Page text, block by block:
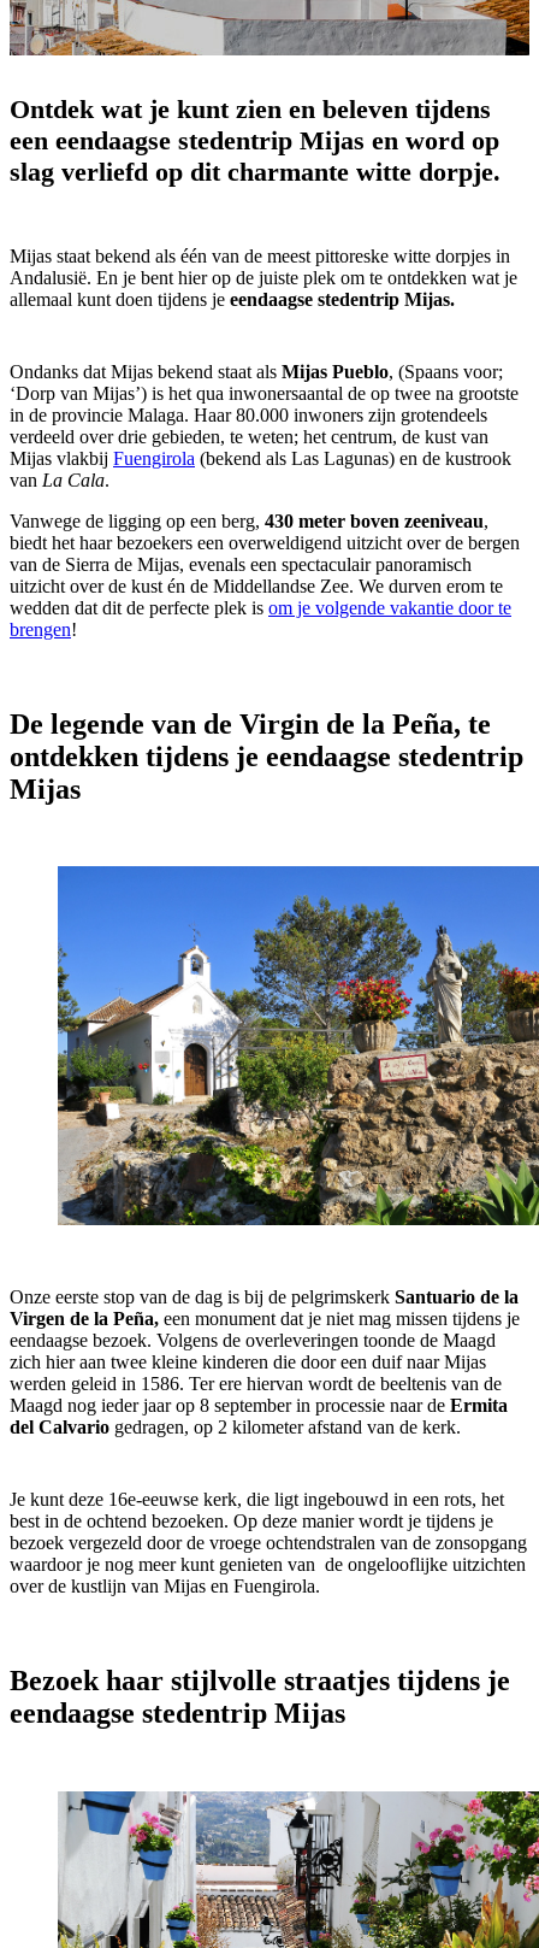
Ontdek wat je kunt zien en beleven tijdens
een eendaagse stedentrip Mijas en word op
slag verliefd op dit charmante witte dorpje.
Mijas staat bekend als één van de meest pittoreske witte dorpjes in
Andalusië. En je bent hier op de juiste plek om te ontdekken wat je
allemaal kunt doen tijdens je eendaagse stedentrip Mijas.
Ondanks dat Mijas bekend staat als Mijas Pueblo, (Spaans voor;
‘Dorp van Mijas’) is het qua inwonersaantal de op twee na grootste
in de provincie Malaga. Haar 80.000 inwoners zijn grotendeels
verdeeld over drie gebieden, te weten; het centrum, de kust van
Mijas vlakbij Fuengirola (bekend als Las Lagunas) en de kustrook
van La Cala.
Vanwege de ligging op een berg, 430 meter boven zeeniveau,
biedt het haar bezoekers een overweldigend uitzicht over de bergen
van de Sierra de Mijas, evenals een spectaculair panoramisch
uitzicht over de kust én de Middellandse Zee. We durven erom te
wedden dat dit de perfecte plek is om je volgende vakantie door te
brengen!
De legende van de Virgin de la Peña, te
ontdekken tijdens je eendaagse stedentrip
Mijas
Onze eerste stop van de dag is bij de pelgrimskerk Santuario de la
Virgen de la Peña, een monument dat je niet mag missen tijdens je
eendaagse bezoek. Volgens de overleveringen toonde de Maagd
zich hier aan twee kleine kinderen die door een duif naar Mijas
werden geleid in 1586. Ter ere hiervan wordt de beeltenis van de
Maagd nog ieder jaar op 8 september in processie naar de Ermita
del Calvario gedragen, op 2 kilometer afstand van de kerk.
Je kunt deze 16e-eeuwse kerk, die ligt ingebouwd in een rots, het
best in de ochtend bezoeken. Op deze manier wordt je tijdens je
bezoek vergezeld door de vroege ochtendstralen van de zonsopgang
waardoor je nog meer kunt genieten van de ongelooflijke uitzichten
over de kustlijn van Mijas en Fuengirola.
Bezoek haar stijlvolle straatjes tijdens je
eendaagse stedentrip Mijas